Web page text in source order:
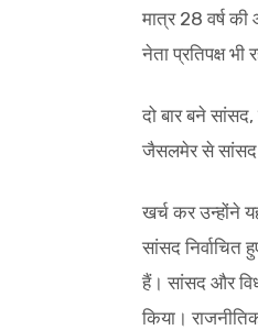
मात्र 28 वर्ष
नेता प्रतिपक्ष
दो बार बने
जैसलमेर से सांसद
खर्च कर उन्होंने
सांसद
हैं। सांसद और
किया।